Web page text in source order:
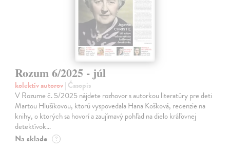
Rozum 6/2025 - júl
kolektív autorov| Časopis
V Rozume č. 5/2025 nájdete rozhovor s autorkou literatúry pre deti
Martou Hlušíkovou, ktorú vyspovedala Hana Košková, recenzie na
knihy, o ktorých sa hovorí a zaujímavý pohľad na dielo kráľovnej
detektívok…
Na sklade ?